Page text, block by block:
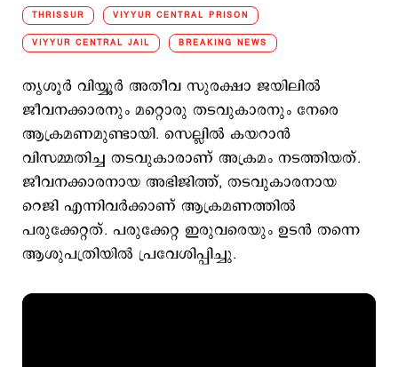
THRISSUR VIYYUR CENTRAL PRISON
VIYYUR CENTRAL JAIL BREAKING NEWS
തൃശൂർ വിയ്യൂർ അതീവ സുരക്ഷാ ജയിലിൽ
ജീവനക്കാരനും മറ്റൊരു തടവുകാരനും നേരെ
ആക്രമണമുണ്ടായി. സെല്ലിൽ കയറാൻ
വിസമ്മതിച്ച തടവുകാരാണ് അക്രമം നടത്തിയത്.
ജീവനക്കാരനായ അഭിജിത്ത്, തടവുകാരനായ
റെജി എന്നിവർക്കാണ് ആക്രമണത്തിൽ
പരുക്കേറ്റത്. പരുക്കേറ്റ ഇരുവരെയും ഉടൻ തന്നെ
ആശുപത്രിയിൽ പ്രവേശിപ്പിച്ചു.